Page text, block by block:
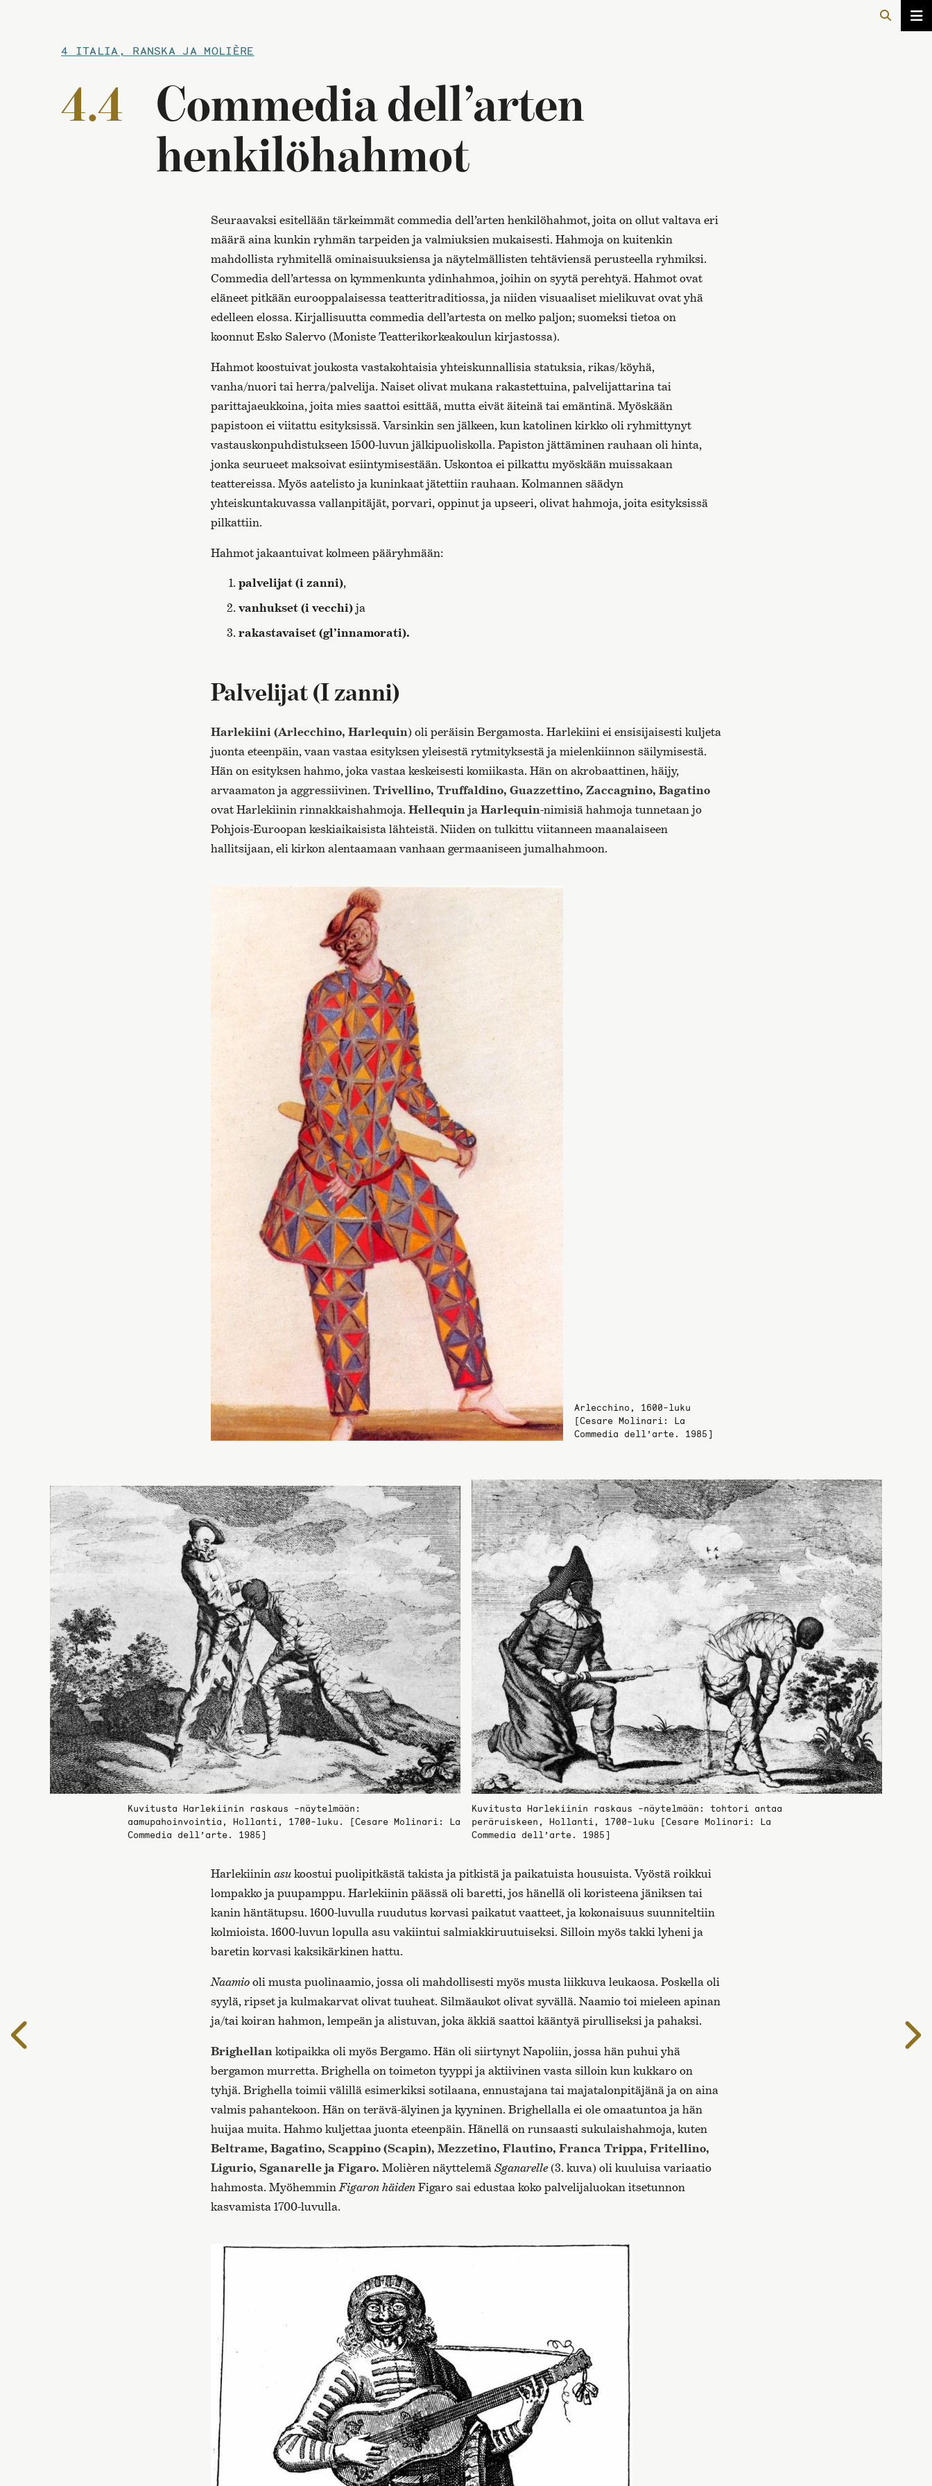
4 ITALIA, RANSKA JA MOLIÈRE
4.4
Commedia dell’arten
henkilöhahmot
Seuraavaksi esitellään tärkeimmät commedia dell’arten henkilöhahmot, joita on ollut valtava eri
määrä aina kunkin ryhmän tarpeiden ja valmiuksien mukaisesti. Hahmoja on kuitenkin
mahdollista ryhmitellä ominaisuuksiensa ja näytelmällisten tehtäviensä perusteella ryhmiksi.
Commedia dell’artessa on kymmenkunta ydinhahmoa, joihin on syytä perehtyä. Hahmot ovat
eläneet pitkään eurooppalaisessa teatteritraditiossa, ja niiden visuaaliset mielikuvat ovat yhä
edelleen elossa. Kirjallisuutta commedia dell’artesta on melko paljon; suomeksi tietoa on
koonnut Esko Salervo (Moniste Teatterikorkeakoulun kirjastossa).
Hahmot koostuivat joukosta vastakohtaisia yhteiskunnallisia statuksia, rikas/köyhä,
vanha/nuori tai herra/palvelija. Naiset olivat mukana rakastettuina, palvelijattarina tai
parittajaeukkoina, joita mies saattoi esittää, mutta eivät äiteinä tai emäntinä. Myöskään
papistoon ei viitattu esityksissä. Varsinkin sen jälkeen, kun katolinen kirkko oli ryhmittynyt
vastauskonpuhdistukseen 1500-luvun jälkipuoliskolla. Papiston jättäminen rauhaan oli hinta,
jonka seurueet maksoivat esiintymisestään. Uskontoa ei pilkattu myöskään muissakaan
teattereissa. Myös aatelisto ja kuninkaat jätettiin rauhaan. Kolmannen säädyn
yhteiskuntakuvassa vallanpitäjät, porvari, oppinut ja upseeri, olivat hahmoja, joita esityksissä
pilkattiin.
Hahmot jakaantuivat kolmeen pääryhmään:
palvelijat (i zanni),
vanhukset (i vecchi) ja
rakastavaiset (gl’innamorati).
Palvelijat (I zanni)
Harlekiini (Arlecchino, Harlequin) oli peräisin Bergamosta. Harlekiini ei ensisijaisesti kuljeta
juonta eteenpäin, vaan vastaa esityksen yleisestä rytmityksestä ja mielenkiinnon säilymisestä.
Hän on esityksen hahmo, joka vastaa keskeisesti komiikasta. Hän on akrobaattinen, häijy,
arvaamaton ja aggressiivinen. Trivellino, Truffaldino, Guazzettino, Zaccagnino, Bagatino
ovat Harlekiinin rinnakkaishahmoja. Hellequin ja Harlequin-nimisiä hahmoja tunnetaan jo
Pohjois-Euroopan keskiaikaisista lähteistä. Niiden on tulkittu viitanneen maanalaiseen
hallitsijaan, eli kirkon alentaamaan vanhaan germaaniseen jumalhahmoon.
Arlecchino, 1600-luku
[Cesare Molinari: La
Commedia dell’arte. 1985]
Kuvitusta Harlekiinin raskaus -näytelmään:
aamupahoinvointia, Hollanti, 1700-luku. [Cesare Molinari: La
Commedia dell’arte. 1985]
Kuvitusta Harlekiinin raskaus -näytelmään: tohtori antaa
peräruiskeen, Hollanti, 1700-luku [Cesare Molinari: La
Commedia dell’arte. 1985]
Harlekiinin asu koostui puolipitkästä takista ja pitkistä ja paikatuista housuista. Vyöstä roikkui
lompakko ja puupamppu. Harlekiinin päässä oli baretti, jos hänellä oli koristeena jäniksen tai
kanin häntätupsu. 1600-luvulla ruudutus korvasi paikatut vaatteet, ja kokonaisuus suunniteltiin
kolmioista. 1600-luvun lopulla asu vakiintui salmiakkiruutuiseksi. Silloin myös takki lyheni ja
baretin korvasi kaksikärkinen hattu.
Naamio oli musta puolinaamio, jossa oli mahdollisesti myös musta liikkuva leukaosa. Poskella oli
syylä, ripset ja kulmakarvat olivat tuuheat. Silmäaukot olivat syvällä. Naamio toi mieleen apinan
ja/tai koiran hahmon, lempeän ja alistuvan, joka äkkiä saattoi kääntyä pirulliseksi ja pahaksi.
Brighellan kotipaikka oli myös Bergamo. Hän oli siirtynyt Napoliin, jossa hän puhui yhä
bergamon murretta. Brighella on toimeton tyyppi ja aktiivinen vasta silloin kun kukkaro on
tyhjä. Brighella toimii välillä esimerkiksi sotilaana, ennustajana tai majatalonpitäjänä ja on aina
valmis pahantekoon. Hän on terävä-älyinen ja kyyninen. Brighellalla ei ole omaatuntoa ja hän
huijaa muita. Hahmo kuljettaa juonta eteenpäin. Hänellä on runsaasti sukulaishahmoja, kuten
Beltrame, Bagatino, Scappino (Scapin), Mezzetino, Flautino, Franca Trippa, Fritellino,
Ligurio, Sganarelle ja Figaro. Molièren näyttelemä Sganarelle(3. kuva) oli kuuluisa variaatio
hahmosta. Myöhemmin Figaron häiden Figaro sai edustaa koko palvelijaluokan itsetunnon
kasvamista 1700-luvulla.